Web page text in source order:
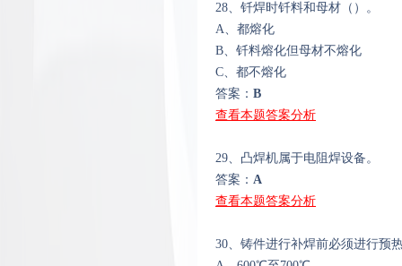
28、钎焊时钎料和母材（）。
A、都熔化
B、钎料熔化但母材不熔化
C、都不熔化
答案： B
查看本题答案分析
29、凸焊机属于电阻焊设备。
答案： A
查看本题答案分析
30、铸件进行补焊前必须进行预